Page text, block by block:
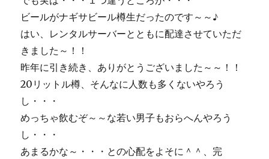
ビールがナギサビール樽生だったのです～～♪
はい、レンタルサーバーとともに配達させていただ
きました～！！
昨年に引き続き、ありがとうございました～～！！
20リットル樽、そんなに人数も多くないやろう
し・・・
めっちゃ飲むぞ～～な若い男子もおらへんやろう
し・・・
あまるかな～・・・との心配をよそに＾＾、完